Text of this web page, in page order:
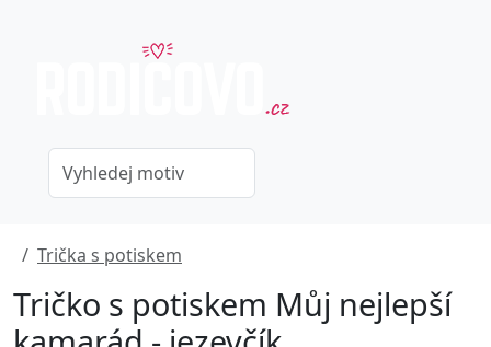
Trička s potiskem
Tričko s potiskem Můj nejlepší